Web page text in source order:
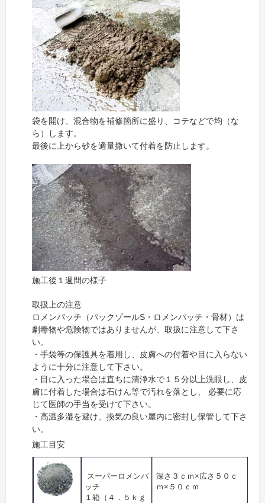
袋を開け、混合物を補修箇所に盛り、コテなどで均（な
ら）します。
最後に上から砂を適量撒いて付着を防止します。
施工後１週間の様子
取扱上の注意
ロメンパッチ（パックゾールS・ロメンパッチ・骨材）は
劇毒物や危険物ではありませんが、取扱に注意して下さ
い。
・手袋等の保護具を着用し、皮膚への付着や目に入らない
ように十分に注意して下さい。
・目に入った場合は直ちに清浄水で１５分以上洗眼し、皮
膚に付着した場合は石けん等で汚れを落とし、 必要に応
じて医師の手当を受けて下さい。
・高温多湿を避け、換気の良い屋内に密封し保管して下さ
い。
施工目安
スーパーロメンパ
ッチ
１箱（４．５ｋｇ
深さ３ｃｍ×広さ５０ｃ
ｍ×５０ｃｍ